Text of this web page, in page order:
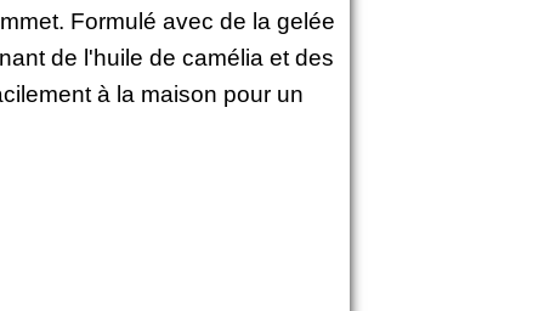
Formulé avec de la gelée
de l'huile de camélia et des
à la maison pour un